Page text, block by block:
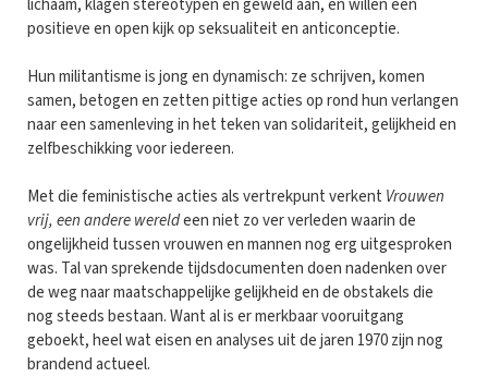
lichaam, klagen stereotypen en geweld aan, en willen een
positieve en open kijk op seksualiteit en anticonceptie.
Hun militantisme is jong en dynamisch: ze schrijven, komen
samen, betogen en zetten pittige acties op rond hun verlangen
naar een samenleving in het teken van solidariteit, gelijkheid en
zelfbeschikking voor iedereen.
Met die feministische acties als vertrekpunt verkent Vrouwen
vrij, een andere wereldeen niet zo ver verleden waarin de
ongelijkheid tussen vrouwen en mannen nog erg uitgesproken
was. Tal van sprekende tijdsdocumenten doen nadenken over
de weg naar maatschappelijke gelijkheid en de obstakels die
nog steeds bestaan. Want al is er merkbaar vooruitgang
geboekt, heel wat eisen en analyses uit de jaren 1970 zijn nog
brandend actueel.